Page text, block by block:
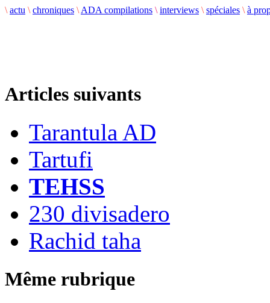
\ actu \ chroniques \ ADA compilations \ interviews \ spéciales \ à
Articles suivants
Tarantula AD
Tartufi
TEHSS
230 divisadero
Rachid taha
Même rubrique